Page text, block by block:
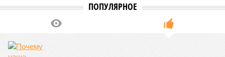
ПОПУЛЯРНОЕ